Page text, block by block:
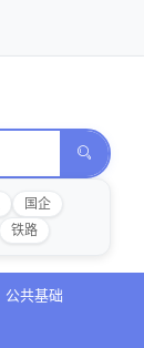
国企
铁路
公共基础